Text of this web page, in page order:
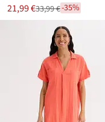
Nová
cena
21,99 €
Zľava 33,99 €-35%